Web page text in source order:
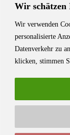
Wir
Wir verwenden
personalisierte
Datenverkehr zu
klicken, stimmen
Das
Autoren aus
Lesungen,
© Stuttgarter